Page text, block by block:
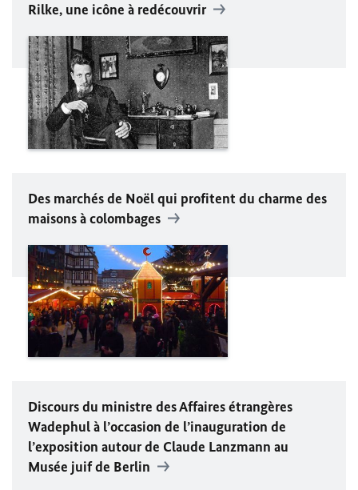
Rilke, une icône à redécouvrir
Des marchés de Noël qui profitent du charme des
maisons à colombages
Discours du ministre des Affaires étrangères
Wadephulà l’occasion de l’inauguration de
l’exposition autour de Claude Lanzmann au
Musée juif de Berlin